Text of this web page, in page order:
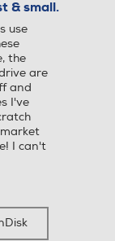
& small.
use
the
are
and
I've
I can't